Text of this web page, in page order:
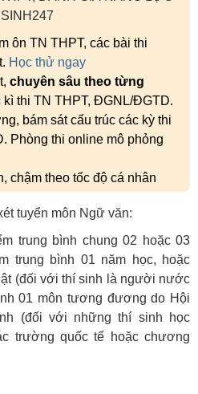
ôn TN THPT, các bài thi
Học thử ngay
chuyên sâu theo từng
kì thi TN THPT, ĐGNL/ĐGTD.
bám sát cấu trúc các kỳ thi
Phòng thi online mô phỏng
chậm theo tốc độ cá nhân
tuyển môn Ngữ văn:
trung bình chung 02 hoặc 03
trung bình 01 năm học, hoặc
(đối với thí sinh là người nước
01 môn tương đương do Hội
(đối với những thí sinh học
trường quốc tế hoặc chương